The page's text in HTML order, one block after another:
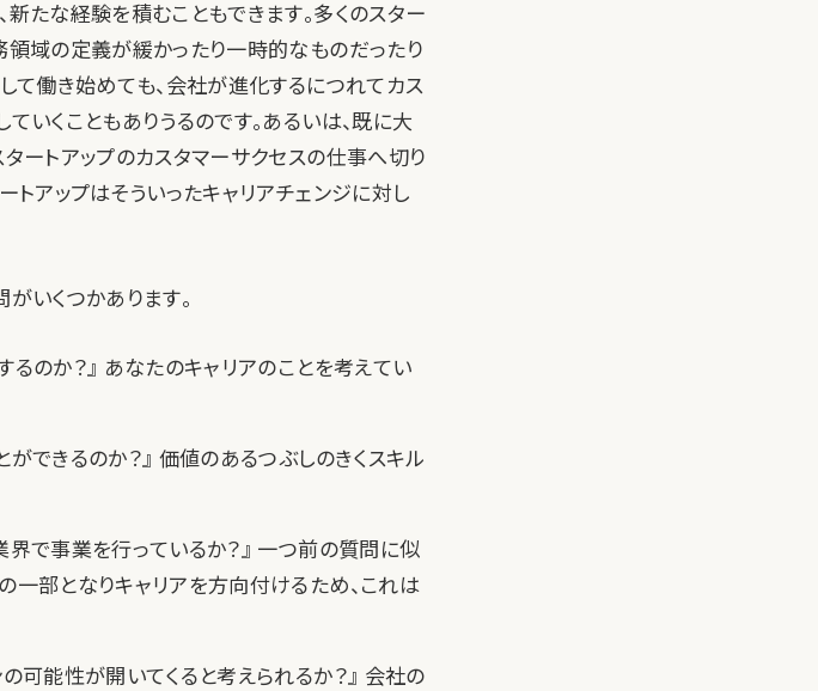
たな経験を積むこともできます。多くのスター
域の定義が緩かったり一時的なものだったり
て働き始めても、会社が進化するにつれてカス
いくこともありうるのです。あるいは、既に大
ートアップのカスタマーサクセスの仕事へ切り
トアップはそういったキャリアチェンジに対し
いくつかあります。
のか？』 あなたのキャリアのことを考えてい
できるのか？』 価値のあるつぶしのきくスキル
界で事業を行っているか？』 一つ前の質問に似
一部となりキャリアを方向付けるため、これは
可能性が開いてくると考えられるか？』 会社の